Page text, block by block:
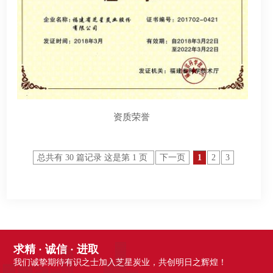
资质荣誉
总共有 30 篇记录 这是第 1 页 下一页 1 2 3
求精 · 诚信 · 进取
我们诚挚期待有识之士加入芝星炭业，共创明日之辉煌！